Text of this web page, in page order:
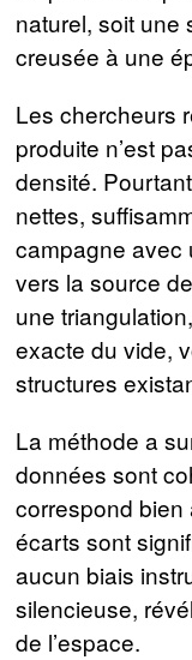
naturel, soit une
creusée à une
Les chercheurs
produite n’est
densité.
nettes,
campagne avec
vers la source
une
exacte du vide,
structures
La méthode a
données sont
correspond bien
écarts sont
aucun biais
silencieuse,
de l’espace.